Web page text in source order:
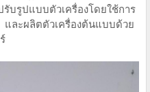
บรูปแบบตัวเครื่องโดยใช้การ
ละผลิตตัวเครื่องต้นแบบด้วย